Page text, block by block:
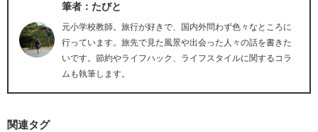
筆者：たびと
元小学校教師。旅行が好きで、国内外問わず色々なところに
行っています。旅先で見た風景や出会った人々の話を書きた
いです。節約やライフハック、ライフスタイルに関するコラ
ムも執筆します。
関連タグ